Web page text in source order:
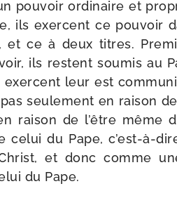
pou­voir ordi­naire et
ils exercent ce pou­voir
et ce à deux titres.
ils res­tent sou­mis au
exercent leur est
seule­ment en rai­son
rai­son de l’être même
celui du Pape, c’est-à-
et donc comme
du Pape.